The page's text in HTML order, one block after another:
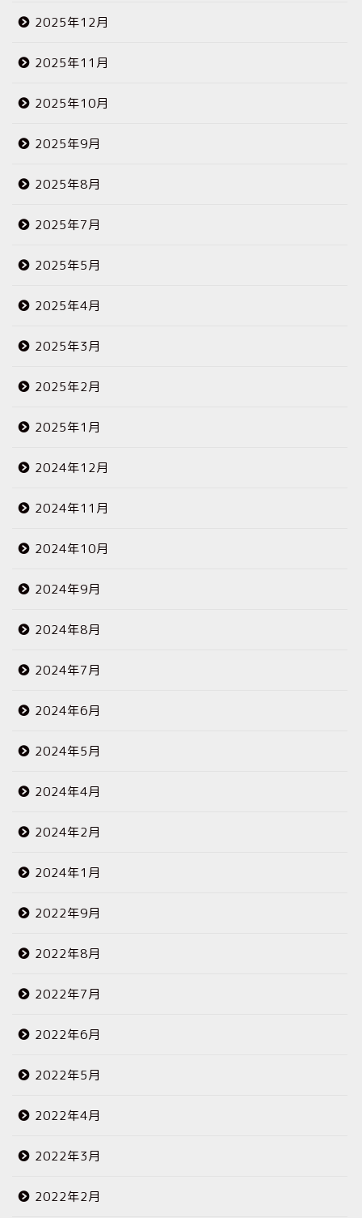
2025年12月
2025年11月
2025年10月
2025年9月
2025年8月
2025年7月
2025年5月
2025年4月
2025年3月
2025年2月
2025年1月
2024年12月
2024年11月
2024年10月
2024年9月
2024年8月
2024年7月
2024年6月
2024年5月
2024年4月
2024年2月
2024年1月
2022年9月
2022年8月
2022年7月
2022年6月
2022年5月
2022年4月
2022年3月
2022年2月